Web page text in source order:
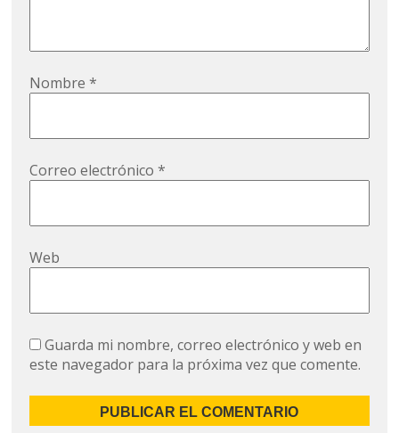
Nombre*
Correo electrónico*
Web
Guarda mi nombre, correo electrónico y web en
este navegador para la próxima vez que comente.